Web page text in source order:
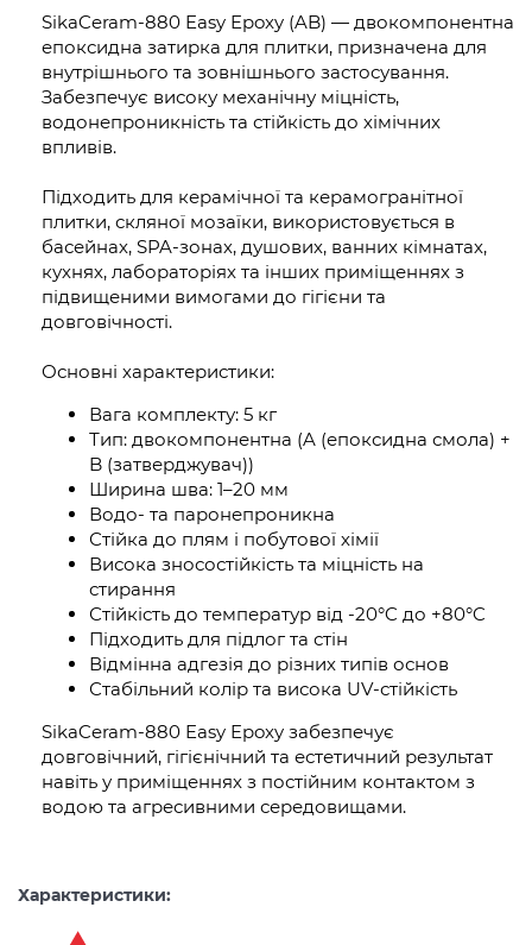
SikaCeram-880 Easy Epoxy (AB) — двокомпонентна
епоксидна затирка для плитки, призначена для
внутрішнього та зовнішнього застосування.
Забезпечує високу механічну міцність,
водонепроникність та стійкість до хімічних
впливів.
Підходить для керамічної та керамогранітної
плитки, скляної мозаїки, використовується в
басейнах, SPA-зонах, душових, ванних кімнатах,
кухнях, лабораторіях та інших приміщеннях з
підвищеними вимогами до гігієни та
довговічності.
Основні характеристики:
Вага комплекту: 5 кг
Тип: двокомпонентна (A (епоксидна смола) +
B (затверджувач))
Ширина шва: 1–20 мм
Водо- та паронепроникна
Стійка до плям і побутової хімії
Висока зносостійкість та міцність на
стирання
Стійкість до температур від -20°C до +80°C
Підходить для підлог та стін
Відмінна адгезія до різних типів основ
Стабільний колір та висока UV-стійкість
SikaCeram-880 Easy Epoxy забезпечує
довговічний, гігієнічний та естетичний результат
навіть у приміщеннях з постійним контактом з
водою та агресивними середовищами.
Характеристики: